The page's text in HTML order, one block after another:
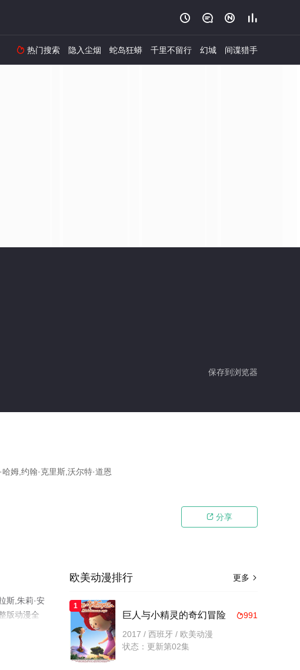
   
 热门搜索 隐入尘烟 蛇岛狂蟒 千里不留行 幻城 间谍猎手
保存到浏览器
姆,约翰·克里斯,沃尔特·道恩
 分享
斯,朱莉·安
版动漫全
更多 
欧美动漫排行
1
991
巨人与小精灵的奇幻冒险
2017 / 西班牙 / 欧美动漫
状态：更新第02集